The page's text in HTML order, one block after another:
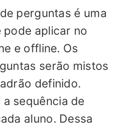
perguntas é uma
aplicar no
e offline. Os
serão mistos
definido.
sequência de
aluno. Dessa